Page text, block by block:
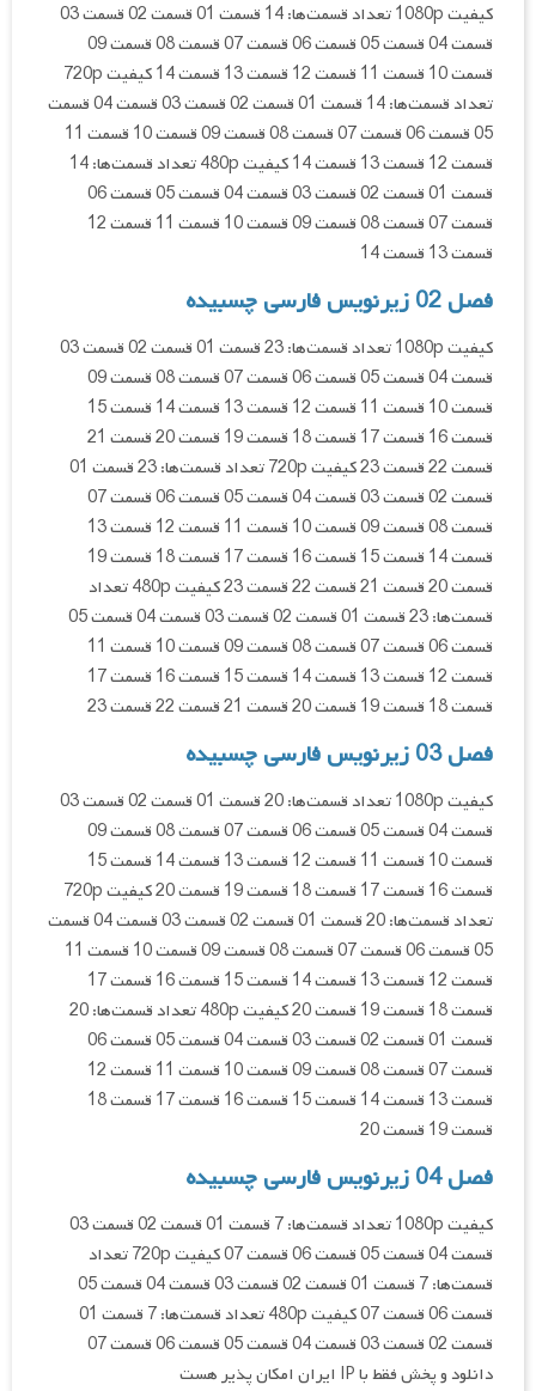
کیفیت 1080p تعداد قسمت‌ها: 14 قسمت 01 قسمت 02 قسمت 03
قسمت 04 قسمت 05 قسمت 06 قسمت 07 قسمت 08 قسمت 09
قسمت 10 قسمت 11 قسمت 12 قسمت 13 قسمت 14 کیفیت 720p
تعداد قسمت‌ها: 14 قسمت 01 قسمت 02 قسمت 03 قسمت 04 قسمت
05 قسمت 06 قسمت 07 قسمت 08 قسمت 09 قسمت 10 قسمت 11
قسمت 12 قسمت 13 قسمت 14 کیفیت 480p تعداد قسمت‌ها: 14
قسمت 01 قسمت 02 قسمت 03 قسمت 04 قسمت 05 قسمت 06
قسمت 07 قسمت 08 قسمت 09 قسمت 10 قسمت 11 قسمت 12
قسمت 13 قسمت 14
فصل 02 زیرنویس فارسی چسبیده
کیفیت 1080p تعداد قسمت‌ها: 23 قسمت 01 قسمت 02 قسمت 03
قسمت 04 قسمت 05 قسمت 06 قسمت 07 قسمت 08 قسمت 09
قسمت 10 قسمت 11 قسمت 12 قسمت 13 قسمت 14 قسمت 15
قسمت 16 قسمت 17 قسمت 18 قسمت 19 قسمت 20 قسمت 21
قسمت 22 قسمت 23 کیفیت 720p تعداد قسمت‌ها: 23 قسمت 01
قسمت 02 قسمت 03 قسمت 04 قسمت 05 قسمت 06 قسمت 07
قسمت 08 قسمت 09 قسمت 10 قسمت 11 قسمت 12 قسمت 13
قسمت 14 قسمت 15 قسمت 16 قسمت 17 قسمت 18 قسمت 19
قسمت 20 قسمت 21 قسمت 22 قسمت 23 کیفیت 480p تعداد
قسمت‌ها: 23 قسمت 01 قسمت 02 قسمت 03 قسمت 04 قسمت 05
قسمت 06 قسمت 07 قسمت 08 قسمت 09 قسمت 10 قسمت 11
قسمت 12 قسمت 13 قسمت 14 قسمت 15 قسمت 16 قسمت 17
قسمت 18 قسمت 19 قسمت 20 قسمت 21 قسمت 22 قسمت 23
فصل 03 زیرنویس فارسی چسبیده
کیفیت 1080p تعداد قسمت‌ها: 20 قسمت 01 قسمت 02 قسمت 03
قسمت 04 قسمت 05 قسمت 06 قسمت 07 قسمت 08 قسمت 09
قسمت 10 قسمت 11 قسمت 12 قسمت 13 قسمت 14 قسمت 15
قسمت 16 قسمت 17 قسمت 18 قسمت 19 قسمت 20 کیفیت 720p
تعداد قسمت‌ها: 20 قسمت 01 قسمت 02 قسمت 03 قسمت 04 قسمت
05 قسمت 06 قسمت 07 قسمت 08 قسمت 09 قسمت 10 قسمت 11
قسمت 12 قسمت 13 قسمت 14 قسمت 15 قسمت 16 قسمت 17
قسمت 18 قسمت 19 قسمت 20 کیفیت 480p تعداد قسمت‌ها: 20
قسمت 01 قسمت 02 قسمت 03 قسمت 04 قسمت 05 قسمت 06
قسمت 07 قسمت 08 قسمت 09 قسمت 10 قسمت 11 قسمت 12
قسمت 13 قسمت 14 قسمت 15 قسمت 16 قسمت 17 قسمت 18
قسمت 19 قسمت 20
فصل 04 زیرنویس فارسی چسبیده
کیفیت 1080p تعداد قسمت‌ها: 7 قسمت 01 قسمت 02 قسمت 03
قسمت 04 قسمت 05 قسمت 06 قسمت 07 کیفیت 720p تعداد
قسمت‌ها: 7 قسمت 01 قسمت 02 قسمت 03 قسمت 04 قسمت 05
قسمت 06 قسمت 07 کیفیت 480p تعداد قسمت‌ها: 7 قسمت 01
قسمت 02 قسمت 03 قسمت 04 قسمت 05 قسمت 06 قسمت 07
دانلود و پخش فقط با IP ایران امکان پذیر هست